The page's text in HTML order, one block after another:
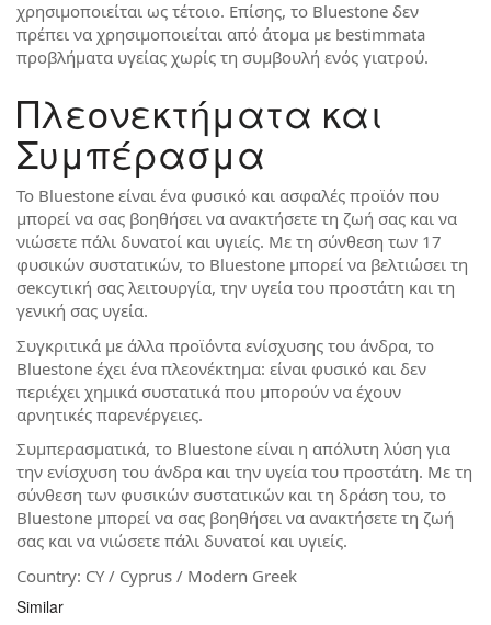
χρησιμοποιείται ως τέτοιο. Επίσης, το Bluestone δεν
πρέπει να χρησιμοποιείται από άτομα με bestimmata
προβλήματα υγείας χωρίς τη συμβουλή ενός γιατρού.
Πλεονεκτήματα και
Συμπέρασμα
Το Bluestone είναι ένα φυσικό και ασφαλές προϊόν που
μπορεί να σας βοηθήσει να ανακτήσετε τη ζωή σας και να
νιώσετε πάλι δυνατοί και υγιείς. Με τη σύνθεση των 17
φυσικών συστατικών, το Bluestone μπορεί να βελτιώσει τη
σексуτική σας λειτουργία, την υγεία του προστάτη και τη
γενική σας υγεία.
Συγκριτικά με άλλα προϊόντα ενίσχυσης του άνδρα, το
Bluestone έχει ένα πλεονέκτημα: είναι φυσικό και δεν
περιέχει χημικά συστατικά που μπορούν να έχουν
αρνητικές παρενέργειες.
Συμπερασματικά, το Bluestone είναι η απόλυτη λύση για
την ενίσχυση του άνδρα και την υγεία του προστάτη. Με τη
σύνθεση των φυσικών συστατικών και τη δράση του, το
Bluestone μπορεί να σας βοηθήσει να ανακτήσετε τη ζωή
σας και να νιώσετε πάλι δυνατοί και υγιείς.
Country: CY / Cyprus / Modern Greek
Similar